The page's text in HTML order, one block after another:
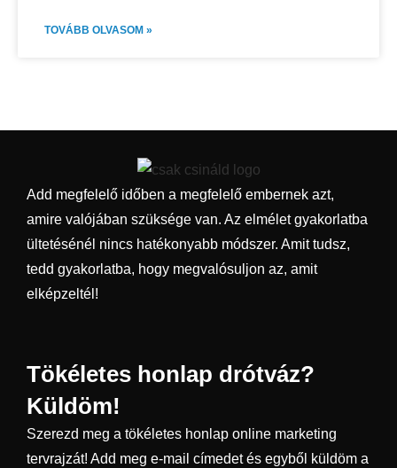
TOVÁBB OLVASOM »
Add megfelelő időben a megfelelő embernek azt,
amire valójában szüksége van. Az elmélet gyakorlatba
ültetésénél nincs hatékonyabb módszer. Amit tudsz,
tedd gyakorlatba, hogy megvalósuljon az, amit
elképzeltél!
Tökéletes honlap drótváz?
Küldöm!
Szerezd meg a tökéletes honlap online marketing
tervrajzát! Add meg e-mail címedet és egyből küldöm a